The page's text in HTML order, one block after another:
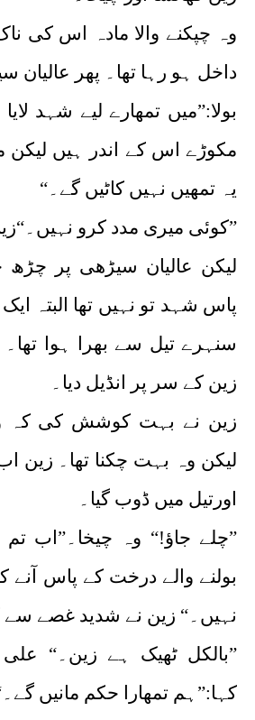
وہ چپکنے والا مادہ اس کی
داخل ہو رہا تھا۔ پھر عالیان
بولا:”میں تمھارے لیے شہد
مکوڑے اس کے اندر ہیں لیکن
یہ تمھیں نہیں کاٹیں گے۔“
”کوئی میری مدد کرو
لیکن عالیان سیڑھی پر
پاس شہد تو نہیں تھا البتہ ایک
سنہرے تیل سے بھرا ہوا تھا۔
زین کے سر پر انڈیل دیا۔
زین نے بہت کوشش کی کہ
لیکن وہ بہت چکنا تھا۔ زین
اورتیل میں ڈوب گیا۔
”چلے جاؤ!“ وہ چیخا۔”اب تم
بولنے والے درخت کے پاس
نہیں۔“ زین نے شدید غصے سے
”بالکل ٹھیک ہے زین۔“
کہا:”ہم تمھارا حکم مانیں